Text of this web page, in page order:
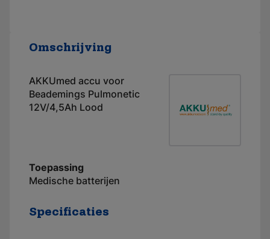
Omschrijving
AKKUmed accu voor
Beademings Pulmonetic
12V/4,5Ah Lood
Toepassing
Medische batterijen
Specificaties